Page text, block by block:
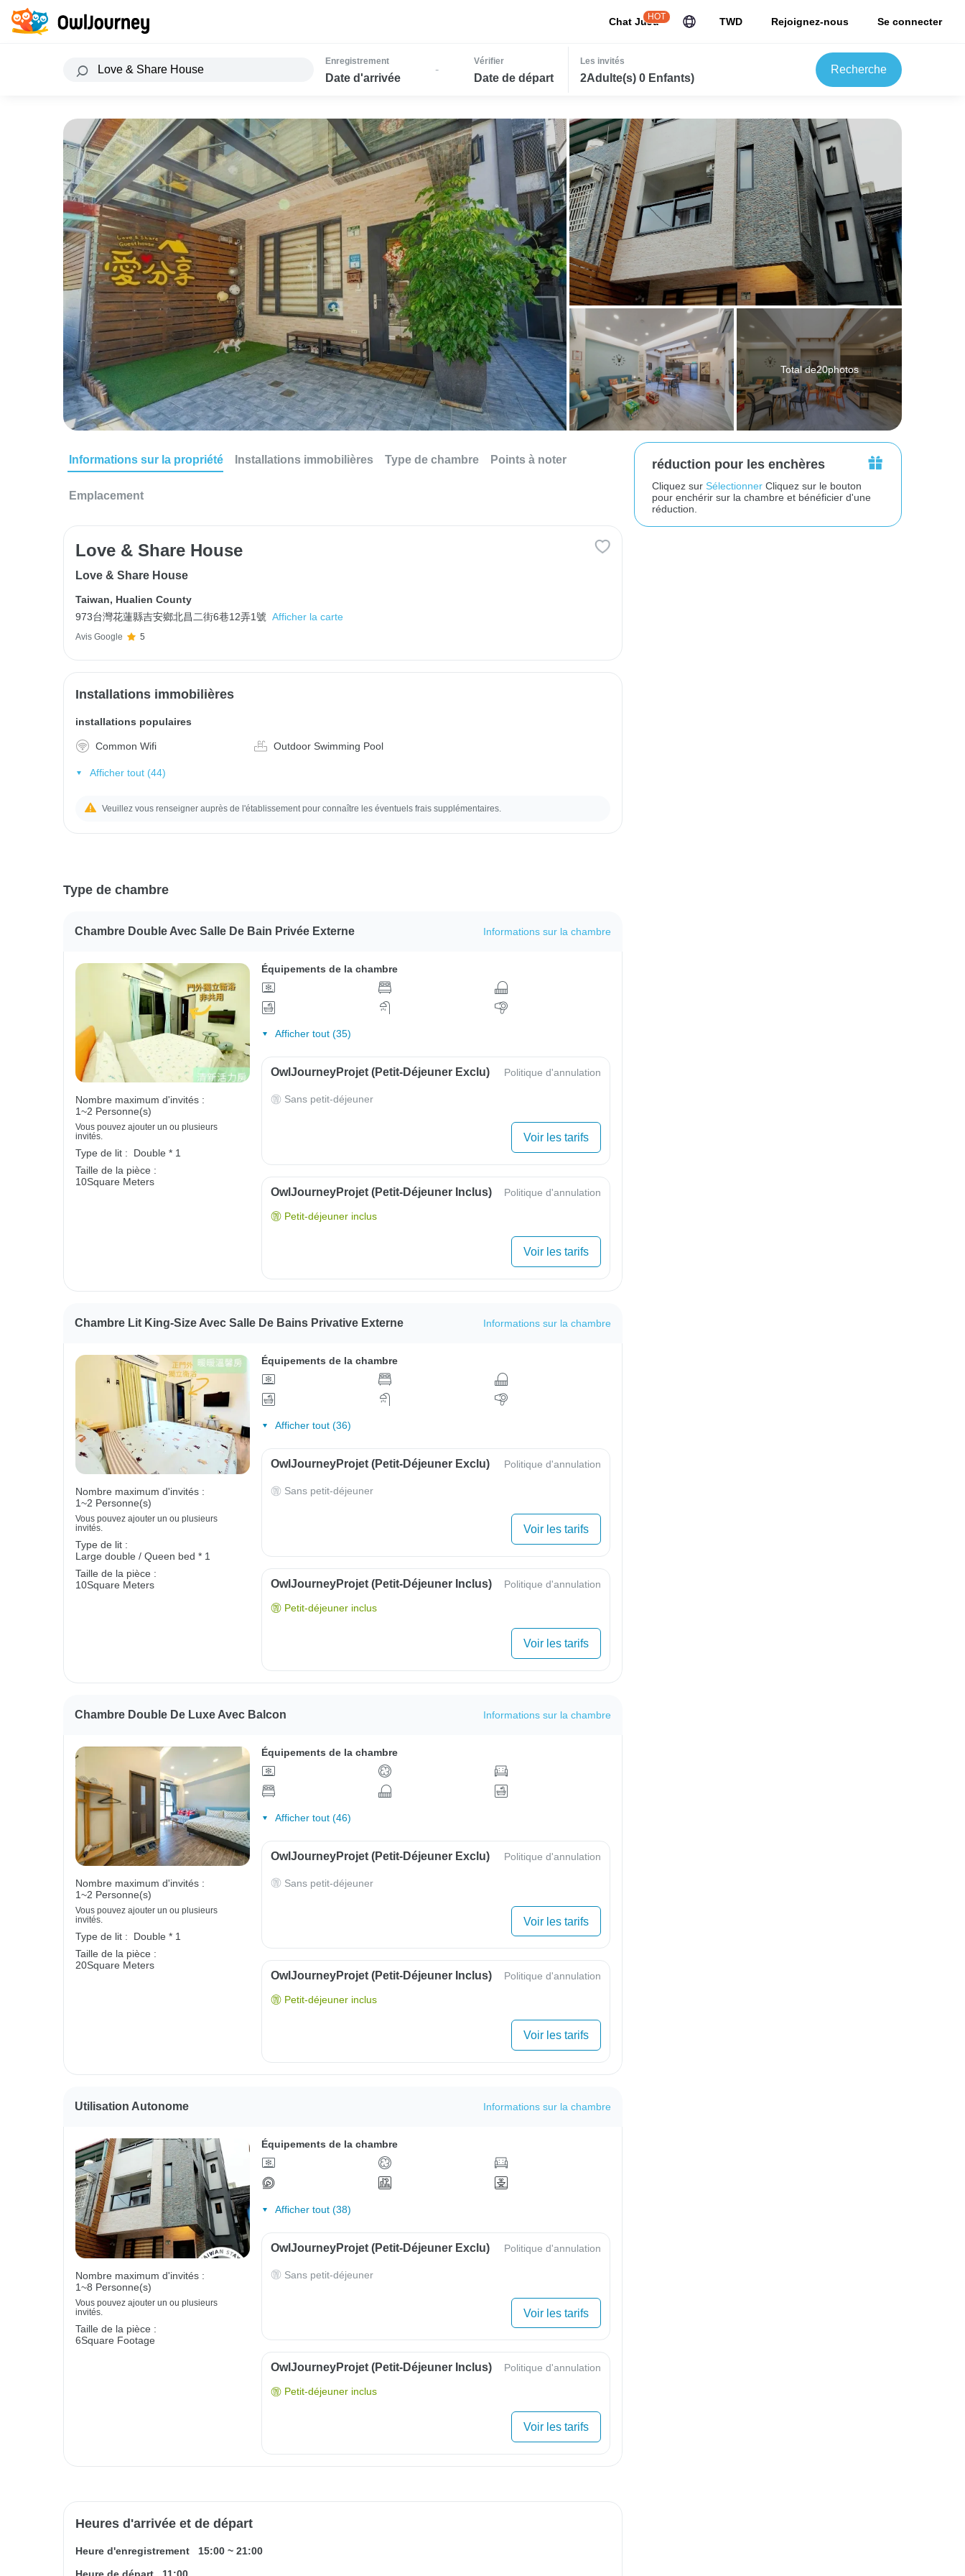
Chat JuJu
HOT TWD Rejoignez-nous Se connecter
Enregistrement
Date d'arrivée
-
Vérifier
Date de départ
Les invités
2Adulte(s) 0 Enfants)
Recherche
Total de20photos
Informations sur la propriété Installations immobilières Type de chambre Points à noter
Emplacement
Love & Share House
Love & Share House
Taiwan, Hualien County
973台灣花蓮縣吉安鄉北昌二街6巷12弄1號 Afficher la carte
Avis Google 5
Installations immobilières
installations populaires
Common Wifi Outdoor Swimming Pool
Afficher tout (44)
Veuillez vous renseigner auprès de l'établissement pour connaître les éventuels frais supplémentaires.
Type de chambre
Chambre Double Avec Salle De Bain Privée Externe Informations sur la chambre
Nombre maximum d'invités :
1~2 Personne(s)
Vous pouvez ajouter un ou plusieurs
invités.
Type de lit :
Double * 1
Taille de la pièce :
10Square Meters
Équipements de la chambre
Afficher tout (35)
OwlJourneyProjet (petit-Déjeuner Exclu) Politique d'annulation
Sans petit-déjeuner
Voir les tarifs
OwlJourneyProjet (petit-Déjeuner Inclus) Politique d'annulation
Petit-déjeuner inclus
Voir les tarifs
Chambre Lit King-Size Avec Salle De Bains Privative Externe Informations sur la chambre
Nombre maximum d'invités :
1~2 Personne(s)
Vous pouvez ajouter un ou plusieurs
invités.
Type de lit :
Large double / Queen bed * 1
Taille de la pièce :
10Square Meters
Équipements de la chambre
Afficher tout (36)
OwlJourneyProjet (petit-Déjeuner Exclu) Politique d'annulation
Sans petit-déjeuner
Voir les tarifs
OwlJourneyProjet (petit-Déjeuner Inclus) Politique d'annulation
Petit-déjeuner inclus
Voir les tarifs
Chambre Double De Luxe Avec Balcon Informations sur la chambre
Nombre maximum d'invités :
1~2 Personne(s)
Vous pouvez ajouter un ou plusieurs
invités.
Type de lit :
Double * 1
Taille de la pièce :
20Square Meters
Équipements de la chambre
Afficher tout (46)
OwlJourneyProjet (petit-Déjeuner Exclu) Politique d'annulation
Sans petit-déjeuner
Voir les tarifs
OwlJourneyProjet (petit-Déjeuner Inclus) Politique d'annulation
Petit-déjeuner inclus
Voir les tarifs
Utilisation Autonome Informations sur la chambre
Nombre maximum d'invités :
1~8 Personne(s)
Vous pouvez ajouter un ou plusieurs
invités.
Taille de la pièce :
6Square Footage
Équipements de la chambre
Afficher tout (38)
OwlJourneyProjet (petit-Déjeuner Exclu) Politique d'annulation
Sans petit-déjeuner
Voir les tarifs
OwlJourneyProjet (petit-Déjeuner Inclus) Politique d'annulation
Petit-déjeuner inclus
Voir les tarifs
Heures d'arrivée et de départ
Heure d'enregistrement 15:00 ~ 21:00
réduction pour les enchères
Cliquez surSélectionner Cliquez sur le bouton
pour enchérir sur la chambre et bénéficier d'une
réduction.